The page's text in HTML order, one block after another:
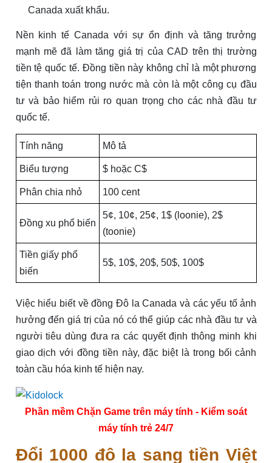
Canada xuất khẩu.
Nền kinh tế Canada với sự ổn định và tăng trưởng
mạnh mẽ đã làm tăng giá trị của CAD trên thị trường
tiền tệ quốc tế. Đồng tiền này không chỉ là một phương
tiện thanh toán trong nước mà còn là một công cụ đầu
tư và bảo hiểm rủi ro quan trọng cho các nhà đầu tư
quốc tế.
Tính năng Mô tả
Biểu tượng $ hoặc C$
Phân chia nhỏ 100 cent
Đồng xu phổ biến
5¢, 10¢, 25¢, 1$ (loonie), 2$
(toonie)
Tiền giấy phổ
biến
5$, 10$, 20$, 50$, 100$
Việc hiểu biết về đồng Đô la Canada và các yếu tố ảnh
hưởng đến giá trị của nó có thể giúp các nhà đầu tư và
người tiêu dùng đưa ra các quyết định thông minh khi
giao dịch với đồng tiền này, đặc biệt là trong bối cảnh
toàn cầu hóa kinh tế hiện nay.
Phần mềm Chặn Game trên máy tính - Kiểm soát
máy tính trẻ 24/7
Đổi 1000 đô la sang tiền Việt